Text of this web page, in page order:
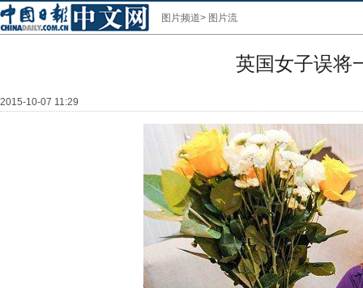
图片频道> 图片流
英国女子误将
2015-10-07 11:29